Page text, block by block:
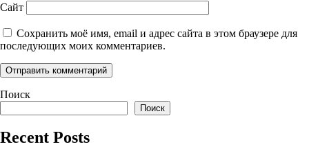
Сайт
Сохранить моё имя, email и адрес сайта в этом браузере для
последующих моих комментариев.
Поиск
Поиск
Recent Posts